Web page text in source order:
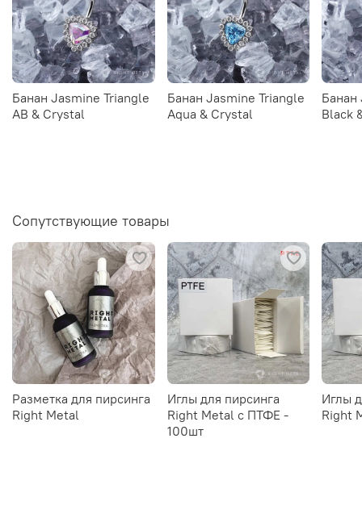
Банан Jasmine Triangle
AB & Crystal
Банан Jasmine Triangle
Aqua & Crystal
Банан
Black
Сопутствующие товары
Разметка для пирсинга
Right Metal
Иглы для пирсинга
Right Metal c ПТФЕ -
100шт
Иглы
Right